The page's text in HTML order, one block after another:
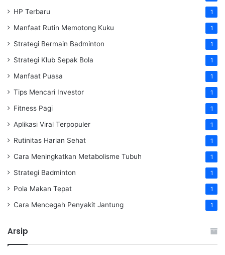
HP Terbaru 1
Manfaat Rutin Memotong Kuku 1
Strategi Bermain Badminton 1
Strategi Klub Sepak Bola 1
Manfaat Puasa 1
Tips Mencari Investor 1
Fitness Pagi 1
Aplikasi Viral Terpopuler 1
Rutinitas Harian Sehat 1
Cara Meningkatkan Metabolisme Tubuh 1
Strategi Badminton 1
Pola Makan Tepat 1
Cara Mencegah Penyakit Jantung 1
Arsip